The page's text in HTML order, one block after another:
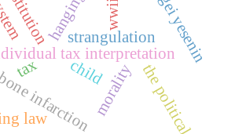
tax
tax interpretation
morality
sergei yesenin
hanging
strangulation
infarction
child the political
law
wwii